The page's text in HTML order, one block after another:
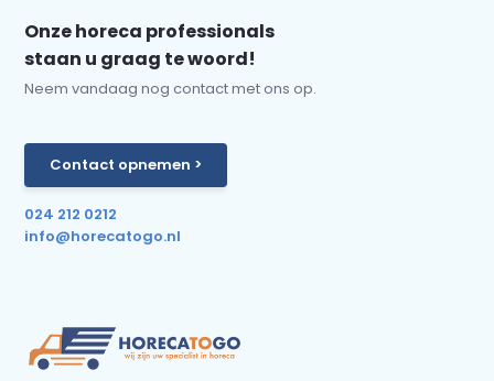
Onze horeca professionals
staan u graag te woord!
Neem vandaag nog contact met ons op.
Contact opnemen >
024 212 0212
info@horecatogo.nl